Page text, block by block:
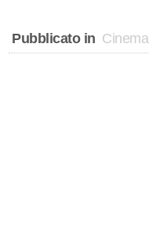
Pubblicato in Cinema